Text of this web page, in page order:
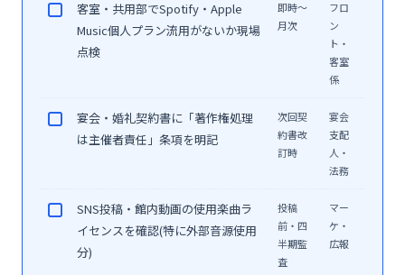
客室・共用部でSpotify・Apple
Music個人プラン流用がないか現場
点検
即時〜
月次
フロ
ン
ト・
客室
係
宴会・婚礼契約書に「著作権処理
は主催者責任」条項を明記
次回契
約書改
訂時
宴会
支配
人・
法務
SNS投稿・館内動画の使用楽曲ラ
イセンスを確認(特に外部音源使用
分)
投稿
前・四
半期監
査
マー
ケ・
広報